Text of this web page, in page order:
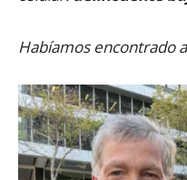
Habíamos encontrado